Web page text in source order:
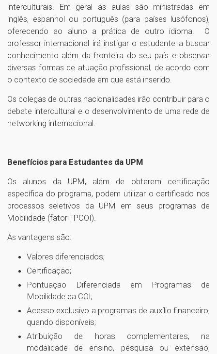
interculturais. Em geral as aulas são ministradas em
inglês, espanhol ou português (para países lusófonos),
oferecendo ao aluno a prática de outro idioma. O
professor internacional irá instigar o estudante a buscar
conhecimento além da fronteira do seu país e observar
diversas formas de atuação profissional, de acordo com
o contexto de sociedade em que está inserido.
Os colegas de outras nacionalidades irão contribuir para o
debate intercultural e o desenvolvimento de uma rede de
networking internacional.
Benefícios para Estudantes da UPM
Os alunos da UPM, além de obterem certificação
específica do programa, podem utilizar o certificado nos
processos seletivos da UPM em seus programas de
Mobilidade (fator FPCOI).
As vantagens são:
Valores diferenciados;
Certificação;
Pontuação Diferenciada em Programas de
Mobilidade da COI;
Acesso exclusivo a programas de auxílio financeiro,
quando disponíveis;
Atribuição de horas complementares, na
modalidade de ensino, pesquisa ou extensão,